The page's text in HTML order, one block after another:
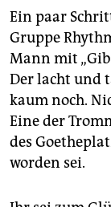
Ein paar
Gruppe
Mann mit
Der lacht und
kaum noch.
Eine der
des
worden sei.